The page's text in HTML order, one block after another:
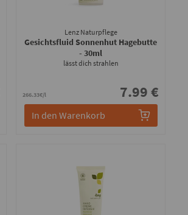
Lenz Naturpflege
Gesichtsfluid Sonnenhut Hagebutte
- 30ml
lässt dich strahlen
266.33€/l 7.99 €
In den Warenkorb